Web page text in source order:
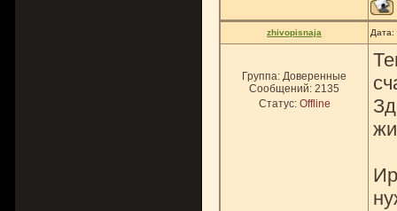
zhivopisnaja Дата:
Группа: Доверенные
Сообщений: 2135
Статус: Offline